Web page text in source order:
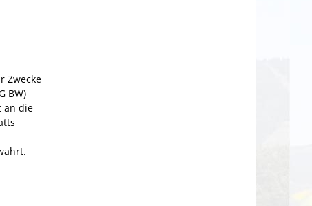
Zwecke
BW)
an die